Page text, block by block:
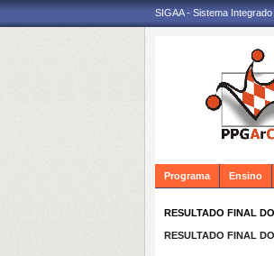
SIGAA - Sistema
Programa Ensino
RESULTADO FINAL
RESULTADO FINAL